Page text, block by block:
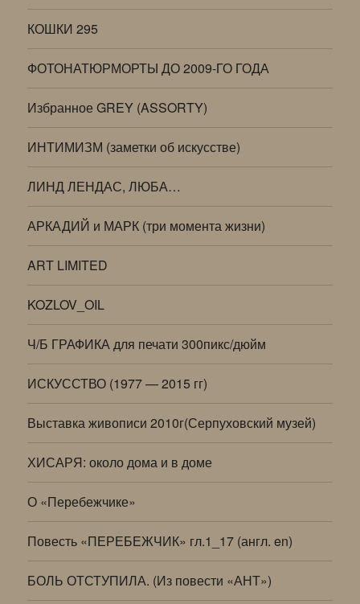
КОШКИ 295
ФОТОНАТЮРМОРТЫ ДО 2009-ГО ГОДА
Избранное GREY (ASSORTY)
ИНТИМИЗМ (заметки об искусстве)
ЛИНД ЛЕНДАС, ЛЮБА…
АРКАДИЙ и МАРК (три момента жизни)
ART LIMITED
KOZLOV_OIL
Ч/Б ГРАФИКА для печати 300пикс/дюйм
ИСКУССТВО (1977 — 2015 гг)
Выставка живописи 2010г(Серпуховский музей)
ХИСАРЯ: около дома и в доме
О «Перебежчике»
Повесть «ПЕРЕБЕЖЧИК» гл.1_17 (англ. en)
БОЛЬ ОТСТУПИЛА. (Из повести «АНТ»)